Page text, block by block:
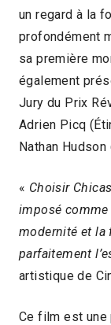
un regard à la
profondément
sa première
également
Jury du Prix
Adrien Picq
Nathan Hudson
« Choisir
imposé comme
modernité et la
parfaitement
artistique de
Ce film est une